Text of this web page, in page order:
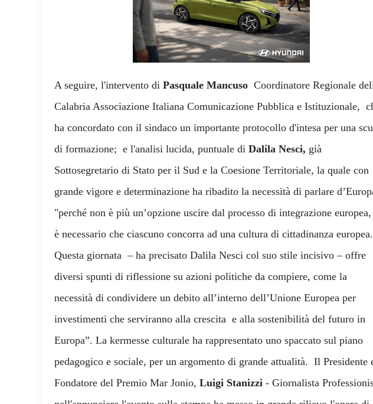
A seguire, l'intervento di Pasquale Mancuso Coordinatore Regionale
Calabria Associazione Italiana Comunicazione Pubblica e Istituzionale,
ha concordato con il sindaco un importante protocollo d'intesa per una
di formazione; e l'analisi lucida, puntuale di Dalila Nesci, già
Sottosegretario di Stato per il Sud e la Coesione Territoriale, la quale con
grande vigore e determinazione ha ribadito la necessità di parlare
"perché non è più un’opzione uscire dal processo di integrazione
è necessario che ciascuno concorra ad una cultura di cittadinanza europea.
Questa giornata – ha precisato Dalila Nesci col suo stile incisivo – offre
diversi spunti di riflessione su azioni politiche da compiere, come la
necessità di condividere un debito all’interno dell’Unione Europea per
investimenti che serviranno alla crescita e alla sostenibilità del futuro in
Europa”. La kermesse culturale ha rappresentato uno spaccato sul piano
pedagogico e sociale, per un argomento di grande attualità. Il Presidente
Fondatore del Premio Mar Jonio, Luigi Stanizzi - Giornalista